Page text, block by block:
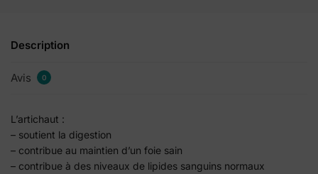
Description
Avis 0
L’artichaut :
– soutient la digestion
– contribue au maintien d’un foie sain
– contribue à des niveaux de lipides sanguins normaux